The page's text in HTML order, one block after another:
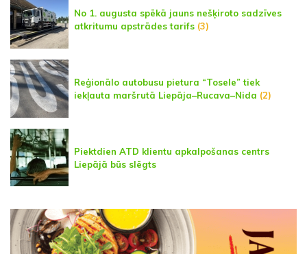
No 1. augusta spēkā jauns nešķiroto sadzīves
atkritumu apstrādes tarifs (3)
Reģionālo autobusu pietura “Tosele” tiek
iekļauta maršrutā Liepāja–Rucava–Nida (2)
Piektdien ATD klientu apkalpošanas centrs
Liepājā būs slēgts